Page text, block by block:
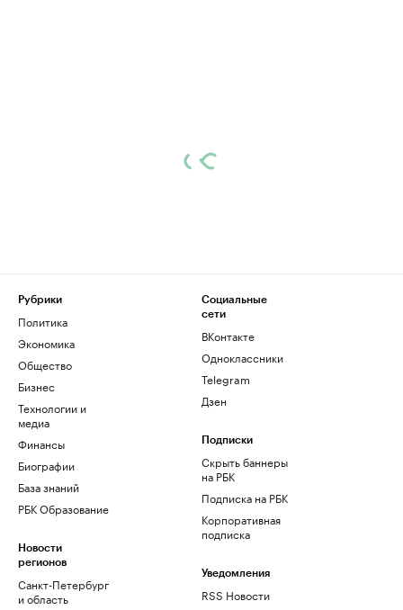
Рубрики
Политика
Экономика
Общество
Бизнес
Технологии и
медиа
Финансы
Биографии
База знаний
РБК Образование
Новости
регионов
Санкт-Петербург
и область
Социальные
сети
ВКонтакте
Одноклассники
Telegram
Дзен
Подписки
Скрыть баннеры
на РБК
Подписка на РБК
Корпоративная
подписка
Уведомления
RSS Новости